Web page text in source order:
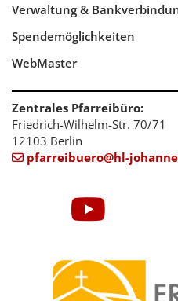
Verwaltung &
Spendemöglichkeiten
WebMaster
Zentrales Pfarreibüro:
Friedrich-Wilhelm-Str. 70/71
12103 Berlin
 pfarreibuero@hl-